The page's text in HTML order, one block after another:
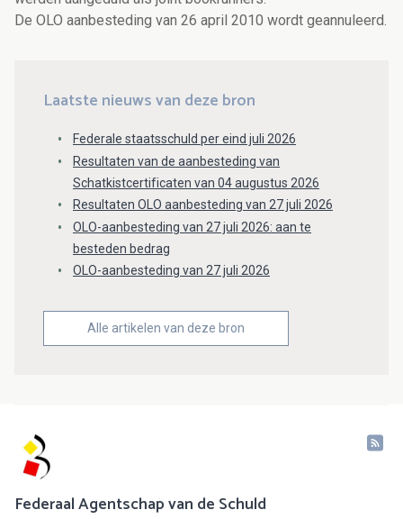
De OLO aanbesteding van 26 april 2010 wordt geannuleerd.
Laatste nieuws van deze bron
Federale staatsschuld per eind juli 2026
Resultaten van de aanbesteding van
Schatkistcertificaten van 04 augustus 2026
Resultaten OLO aanbesteding van 27 juli 2026
OLO-aanbesteding van 27 juli 2026: aan te
besteden bedrag
OLO-aanbesteding van 27 juli 2026
Alle artikelen van deze bron
Federaal Agentschap van de Schuld